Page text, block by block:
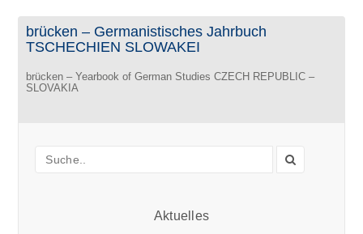
brücken – Germanistisches Jahrbuch
TSCHECHIEN SLOWAKEI
brücken – Yearbook of German Studies CZECH REPUBLIC –
SLOVAKIA
Aktuelles